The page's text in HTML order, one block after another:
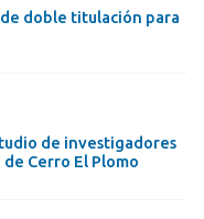
doble titulación para
de investigadores
Cerro El Plomo